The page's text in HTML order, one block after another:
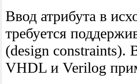
Ввод атрибута в
требуется
(design constraints).
VHDL и Verilog